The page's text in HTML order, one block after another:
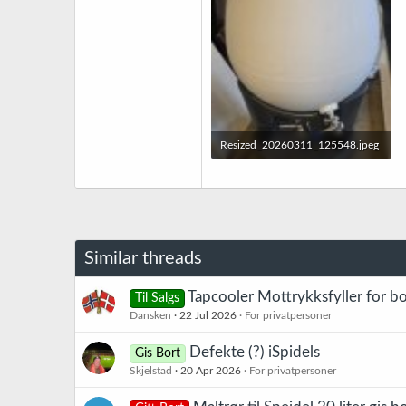
Resized_20260311_125548.jpeg
Similar threads
Til Salgs Tapcooler Mottrykksfyller for
Dansken 22 Jul 2026 For privatpersoner
Gis Bort Defekte (?) iSpidels
Skjelstad 20 Apr 2026 For privatpersoner